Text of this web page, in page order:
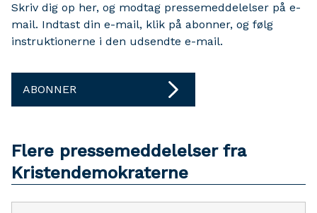
Skriv dig op her, og modtag pressemeddelelser på e-
mail. Indtast din e-mail, klik på abonner, og følg
instruktionerne i den udsendte e-mail.
ABONNER
Flere pressemeddelelser fra
Kristendemokraterne